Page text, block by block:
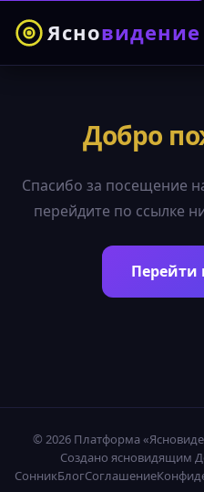
Ясновидение
Добро
Спасибо за посещение
перейдите по ссылке
Перейти
© 2026 Платформа
Создано ясновидящим
СонникБлогСоглашение